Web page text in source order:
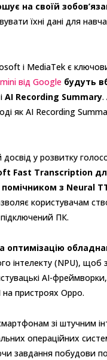
на своїй
їхні дані для
і MediaTek є
від Google будуть
і AI Recording Summary.
як AI Recording
у розвитку
Fast Transcription
з Neural
користувачам
ПК.
оптимізацію
інтелекту (NPU),
AI-
на пристроях Oppo.
зі штучним
операційних
завдання побудови